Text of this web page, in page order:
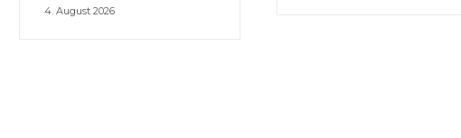
4. August 2026